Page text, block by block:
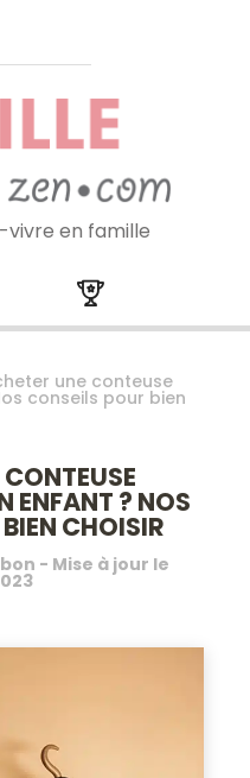
vivre en famille
une conteuse
conseils pour bien
ENFANT ? NOS
CHOISIR
- Mise à jour le